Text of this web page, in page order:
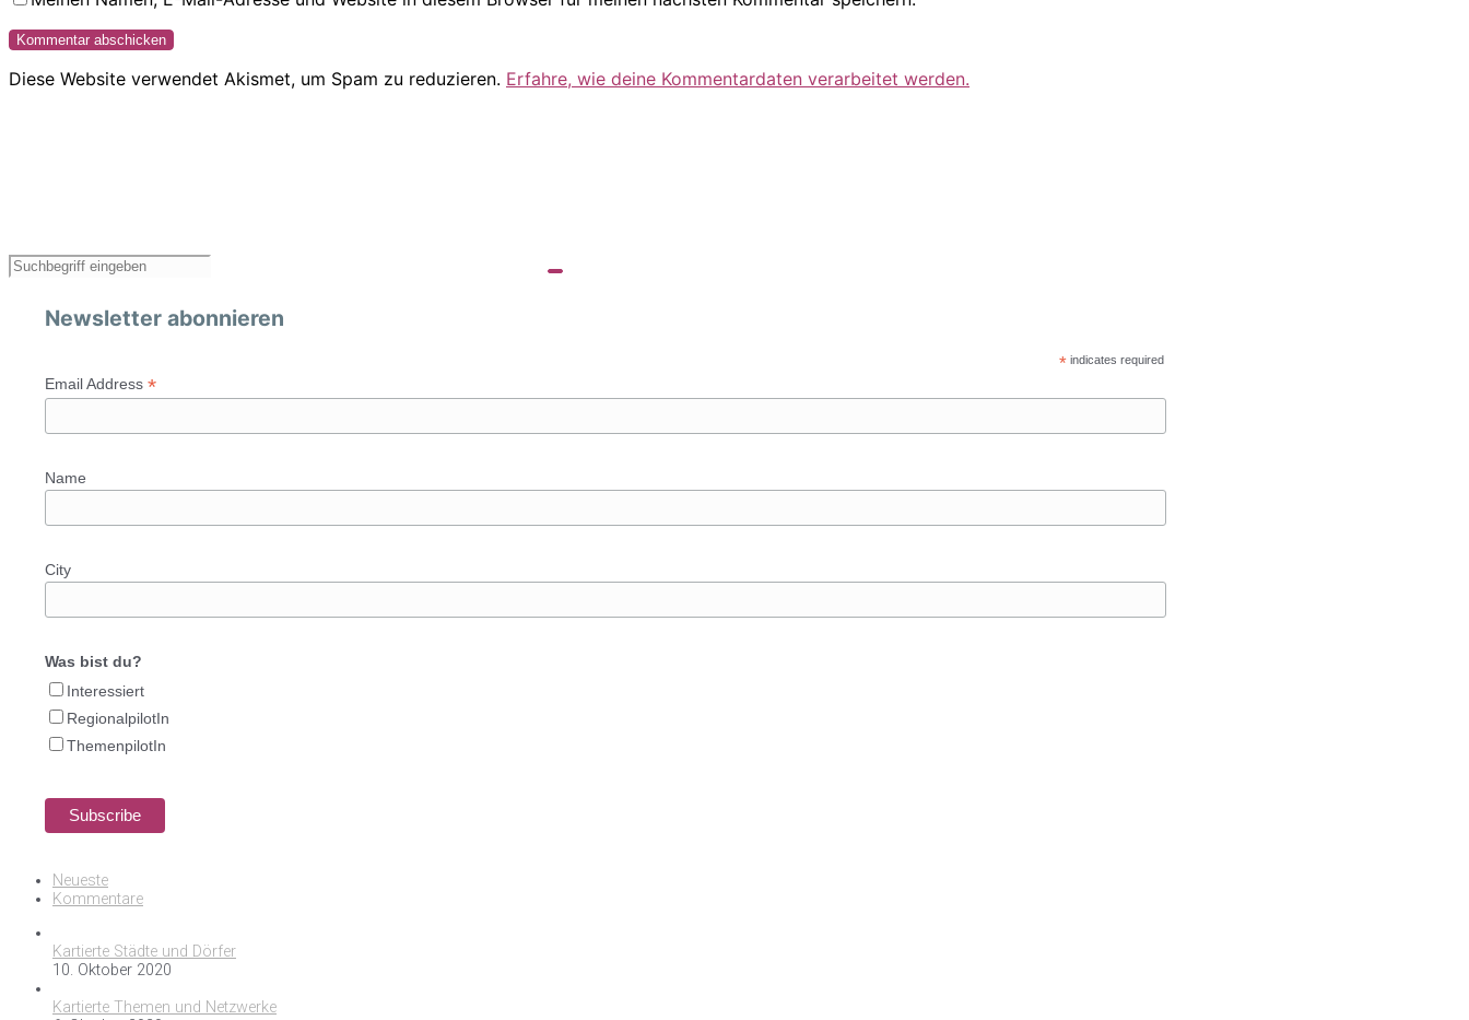
Diese Website verwendet Akismet, um Spam zu reduzieren. Erfahre, wie deine Kommentardaten verarbeitet werden.
Newsletter abonnieren
* indicates required
Email Address *
Name
City
Was bist du?
Interessiert
RegionalpilotIn
ThemenpilotIn
Neueste
Kommentare
Kartierte Städte und Dörfer
10. Oktober 2020
Kartierte Themen und Netzwerke